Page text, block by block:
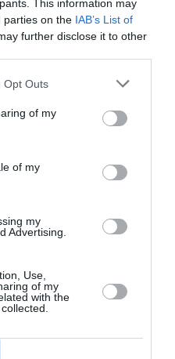
This information may
parties on the IAB’s List of
further disclose it to other
Opt Outs
of my
of my
my
Advertising.
Use,
of my
with the
Έκθεση Βιβλίου
2026 στο Ναύπλιο